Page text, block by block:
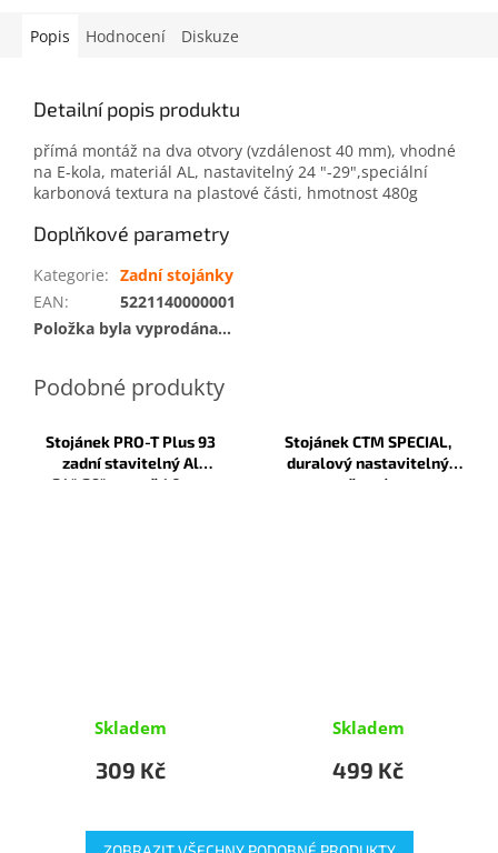
Popis Hodnocení Diskuze
Detailní popis produktu
přímá montáž na dva otvory (vzdálenost 40 mm), vhodné
na E-kola, materiál AL, nastavitelný 24 "-29",speciální
karbonová textura na plastové části, hmotnost 480g
Doplňkové parametry
Kategorie: Zadní stojánky
EAN:
5221140000001
Položka byla vyprodána…
Stojánek PRO-T Plus 93
zadní stavitelný Al
24"-29", rozteč 40mm
Skladem
309 Kč
Stojánek CTM SPECIAL,
duralový nastavitelný
černý
Skladem
499 Kč